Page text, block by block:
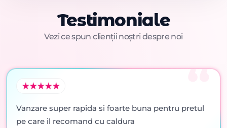
Testimoniale
Vezi ce spun clienții noștri despre noi
Vanzare super rapida si foarte buna pentru pretul
pe care il recomand cu caldura